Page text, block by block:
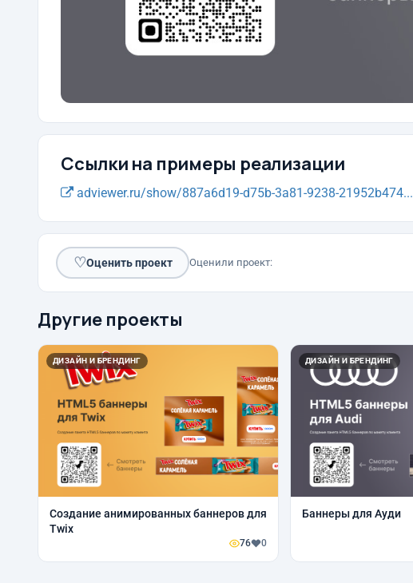
Ссылки на примеры реализации
adviewer.ru/show/887a6d19-d75b-3a81-9238-21952b474...
♡Оценить проект Оценили проект:
Другие проекты
ДИЗАЙН И БРЕНДИНГ
Создание анимированных баннеров для
Twix
76 0
ДИЗАЙН И БРЕНДИНГ
Баннеры для Ауди